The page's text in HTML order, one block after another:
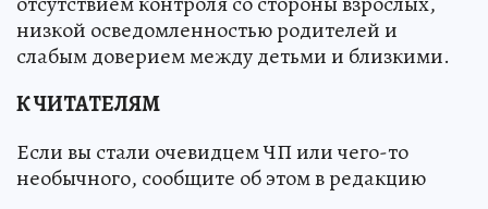
низкой осведомленностью родителей и
слабым доверием между детьми и близкими.
К ЧИТАТЕЛЯМ
Если вы стали очевидцем ЧП или чего-то
необычного, сообщите об этом в редакцию